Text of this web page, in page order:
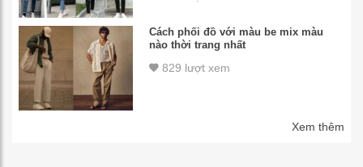
Cách phối đồ với màu be mix màu
nào thời trang nhất
829 lượt xem
Xem thêm